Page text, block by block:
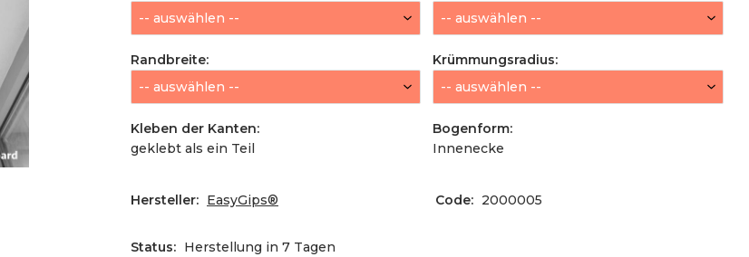
Randbreite: Krümmungsradius:
Kleben der Kanten:
geklebt als ein Teil
Bogenform:
Innenecke
Hersteller: EasyGips® Code: 2000005
Status: Herstellung in 7 Tagen